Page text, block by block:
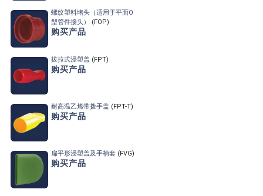
螺纹塑料堵头 （适用于平面O
型管件接头）
(FOP)
购买产品
拔拉式浸塑盖 (FPT)
购买产品
耐高温乙烯带拨手盖 (FPT-T)
购买产品
扁平形浸塑盖及手柄套 (FVG)
购买产品